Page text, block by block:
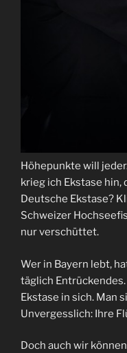
Höhepunkte will
krieg ich Ekstase hin,
Deutsche Ekstase?
Schweizer
nur verschüttet.
Wer in Bayern lebt,
täglich
Ekstase in sich. Man
Unvergesslich: Ihre
Doch auch wir